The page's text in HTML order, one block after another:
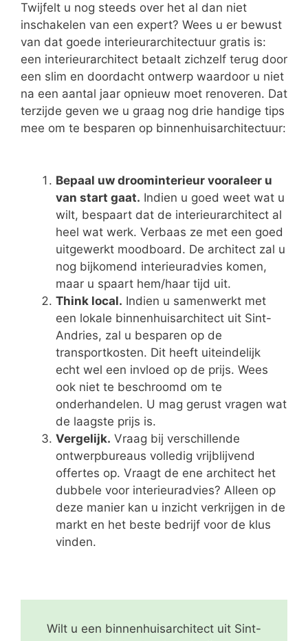
Twijfelt u nog steeds over het al dan niet
inschakelen van een expert? Wees u er bewust
van dat goede interieurarchitectuur gratis is:
een interieurarchitect betaalt zichzelf terug door
een slim en doordacht ontwerp waardoor u niet
na een aantal jaar opnieuw moet renoveren. Dat
terzijde geven we u graag nog drie handige tips
mee om te besparen op binnenhuisarchitectuur:
Bepaal uw droominterieur vooraleer u
van start gaat. Indien u goed weet wat u
wilt, bespaart dat de interieurarchitect al
heel wat werk. Verbaas ze met een goed
uitgewerkt moodboard. De architect zal u
nog bijkomend interieuradvies komen,
maar u spaart hem/haar tijd uit.
Think local. Indien u samenwerkt met
een lokale binnenhuisarchitect uit Sint-
Andries, zal u besparen op de
transportkosten. Dit heeft uiteindelijk
echt wel een invloed op de prijs. Wees
ook niet te beschroomd om te
onderhandelen. U mag gerust vragen wat
de laagste prijs is.
Vergelijk. Vraag bij verschillende
ontwerpbureaus volledig vrijblijvend
offertes op. Vraagt de ene architect het
dubbele voor interieuradvies? Alleen op
deze manier kan u inzicht verkrijgen in de
markt en het beste bedrijf voor de klus
vinden.
Wilt u een binnenhuisarchitect uit Sint-